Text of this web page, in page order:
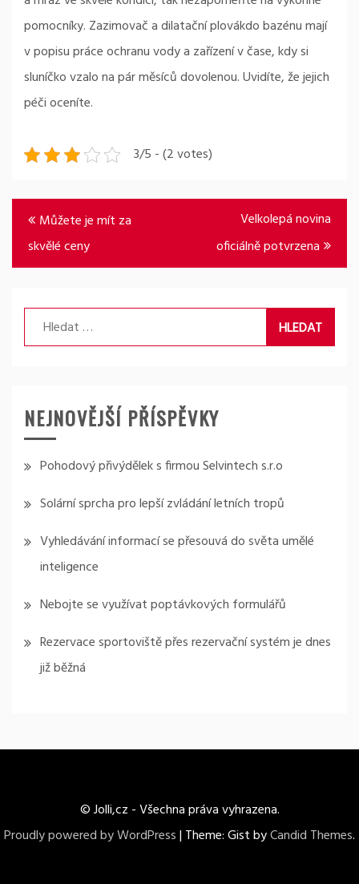
pomocníky. Zazimovač adilatační plovákdo bazénumají
v popisu práce ochranu vody a zařízení v čase, kdy si
sluníčko vzalo na pár měsíců dovolenou. Uvidíte, že jejich
péči oceníte.
3/5 - (2 votes)
Navigace
pro
příspěvek
Můžete je mít za
skvělé ceny
Velkolepá novina
oficiálně potvrzena
Vyhledávání
NEJNOVĚJŠÍ PŘÍSPĚVKY
Pohodový přivýdělek s firmou Selvintech s.r.o
Solární sprcha pro lepší zvládání letních tropů
Vyhledávání informací se přesouvá do světa umělé
inteligence
Nebojte se využívat poptávkových formulářů
Rezervace sportoviště přes rezervační systém je dnes
již běžná
© Jolli,cz - Všechna práva vyhrazena.
Proudly powered by WordPress| Theme: Gist byCandid Themes.